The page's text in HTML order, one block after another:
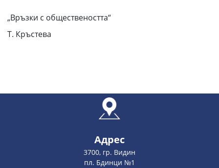
„Връзки с обществеността“
Т. Кръстева
Адрес
3700, гр. Видин
пл. Бдинци №1